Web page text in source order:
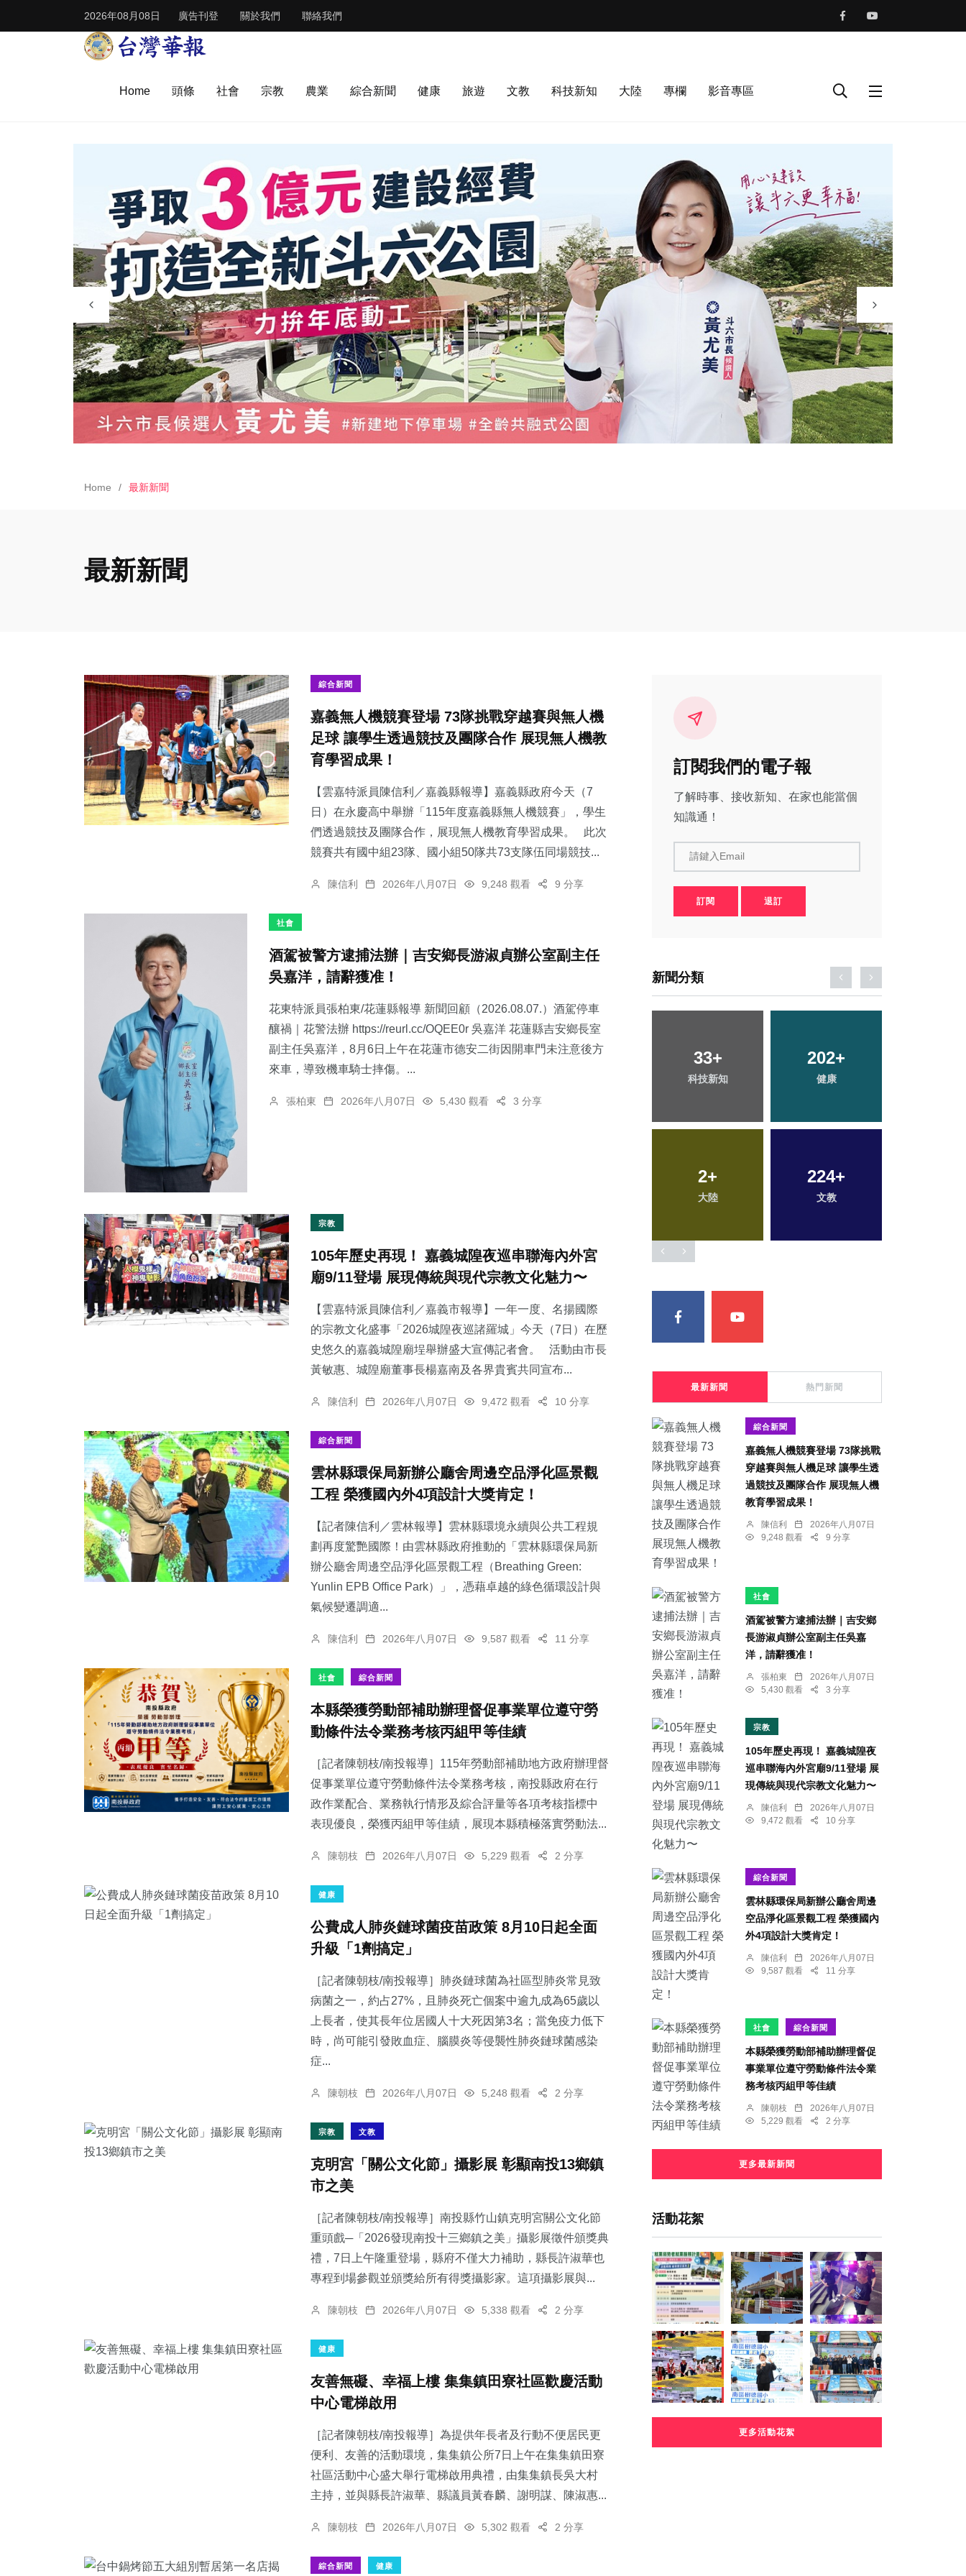
2026年08月08日 廣告刊登 關於我們 聯絡我們
Home 頭條 社會 宗教 農業 綜合新聞 健康 旅遊 文教 科技新知 大陸 專欄 影音專區
Home 最新新聞
最新新聞
綜合新聞
嘉義無人機競賽登場 73隊挑戰穿越賽與無人機
足球 讓學生透過競技及團隊合作 展現無人機教
育學習成果！
【雲嘉特派員陳信利／嘉義縣報導】嘉義縣政府今天（7
日）在永慶高中舉辦「115年度嘉義縣無人機競賽」，學生
們透過競技及團隊合作，展現無人機教育學習成果。 此次
競賽共有國中組23隊、國小組50隊共73支隊伍同場競技...
陳信利 2026年八月07日 9,248 觀看 9 分享
社會
酒駕被警方逮捕法辦｜吉安鄉長游淑貞辦公室副主任
吳嘉洋，請辭獲准！
花東特派員張柏東/花蓮縣報導 新聞回顧（2026.08.07.）酒駕停車
釀禍｜花警法辦 https://reurl.cc/OQEE0r 吳嘉洋 花蓮縣吉安鄉長室
副主任吳嘉洋，8月6日上午在花蓮市德安二街因開車門未注意後方
來車，導致機車騎士摔傷。...
張柏東 2026年八月07日 5,430 觀看 3 分享
宗教
105年歷史再現！ 嘉義城隍夜巡串聯海內外宮
廟9/11登場 展現傳統與現代宗教文化魅力〜
【雲嘉特派員陳信利／嘉義市報導】一年一度、名揚國際
的宗教文化盛事「2026城隍夜巡諸羅城」今天（7日）在歷
史悠久的嘉義城隍廟埕舉辦盛大宣傳記者會。 活動由市長
黃敏惠、城隍廟董事長楊嘉南及各界貴賓共同宣布...
陳信利 2026年八月07日 9,472 觀看 10 分享
綜合新聞
雲林縣環保局新辦公廳舍周邊空品淨化區景觀
工程 榮獲國內外4項設計大獎肯定！
【記者陳信利／雲林報導】雲林縣環境永續與公共工程規
劃再度驚艷國際！由雲林縣政府推動的「雲林縣環保局新
辦公廳舍周邊空品淨化區景觀工程（Breathing Green:
Yunlin EPB Office Park）」，憑藉卓越的綠色循環設計與
氣候變遷調適...
陳信利 2026年八月07日 9,587 觀看 11 分享
社會 綜合新聞
本縣榮獲勞動部補助辦理督促事業單位遵守勞
動條件法令業務考核丙組甲等佳績
［記者陳朝枝/南投報導］115年勞動部補助地方政府辦理督
促事業單位遵守勞動條件法令業務考核，南投縣政府在行
政作業配合、業務執行情形及綜合評量等各項考核指標中
表現優良，榮獲丙組甲等佳績，展現本縣積極落實勞動法...
陳朝枝 2026年八月07日 5,229 觀看 2 分享
健康
公費成人肺炎鏈球菌疫苗政策 8月10日起全面
升級「1劑搞定」
［記者陳朝枝/南投報導］肺炎鏈球菌為社區型肺炎常見致
病菌之一，約占27%，且肺炎死亡個案中逾九成為65歲以
上長者，使其長年位居國人十大死因第3名；當免疫力低下
時，尚可能引發敗血症、腦膜炎等侵襲性肺炎鏈球菌感染
症...
陳朝枝 2026年八月07日 5,248 觀看 2 分享
宗教 文教
克明宮「關公文化節」攝影展 彰顯南投13鄉鎮
市之美
［記者陳朝枝/南投報導］南投縣竹山鎮克明宮關公文化節
重頭戲─「2026發現南投十三鄉鎮之美」攝影展徵件頒獎典
禮，7日上午隆重登場，縣府不僅大力補助，縣長許淑華也
專程到場參觀並頒獎給所有得獎攝影家。這項攝影展與...
陳朝枝 2026年八月07日 5,338 觀看 2 分享
健康
友善無礙、幸福上樓 集集鎮田寮社區歡慶活動
中心電梯啟用
［記者陳朝枝/南投報導］為提供年長者及行動不便居民更
便利、友善的活動環境，集集鎮公所7日上午在集集鎮田寮
社區活動中心盛大舉行電梯啟用典禮，由集集鎮長吳大村
主持，並與縣長許淑華、縣議員黃春麟、謝明謀、陳淑惠...
陳朝枝 2026年八月07日 5,302 觀看 2 分享
綜合新聞 健康
訂閱我們的電子報
了解時事、接收新知、在家也能當個
知識通！
請鍵入Email
訂閱 退訂
新聞分類
71+
農業
686+
156 64+
宗教
33+
科技新知
202+
健康
2+
大陸
224+
文教
48+
頭條
71+
農業
112+
專欄
686+
綜合新聞
最新新聞 熱門新聞
綜合新聞
嘉義無人機競賽登場 73隊挑戰
穿越賽與無人機足球 讓學生透
過競技及團隊合作 展現無人機
教育學習成果！
陳信利
2026年八月07日
9,248 觀看
9 分享
社會
酒駕被警方逮捕法辦｜吉安鄉
長游淑貞辦公室副主任吳嘉
洋，請辭獲准！
張柏東
2026年八月07日
5,430 觀看
3 分享
宗教
105年歷史再現！ 嘉義城隍夜
巡串聯海內外宮廟9/11登場 展
現傳統與現代宗教文化魅力〜
陳信利
2026年八月07日
9,472 觀看
10 分享
綜合新聞
雲林縣環保局新辦公廳舍周邊
空品淨化區景觀工程 榮獲國內
外4項設計大獎肯定！
陳信利
2026年八月07日
9,587 觀看
11 分享
社會 綜合新聞
本縣榮獲勞動部補助辦理督促
事業單位遵守勞動條件法令業
務考核丙組甲等佳績
陳朝枝
2026年八月07日
5,229 觀看
2 分享
更多最新新聞
活動花絮
更多活動花絮